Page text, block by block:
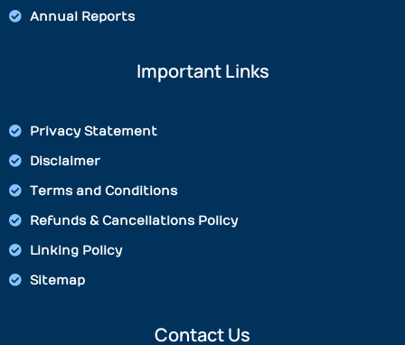
Annual Reports
Important Links
Privacy Statement
Disclaimer
Terms and Conditions
Refunds & Cancellations Policy
Linking Policy
Sitemap
Contact Us